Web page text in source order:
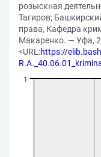
розыскная
Тагиров;
права, Кафедра
Макаренко. — Уфа,
<URL:https://